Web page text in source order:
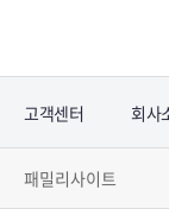
고객센터 회사
패밀리사이트